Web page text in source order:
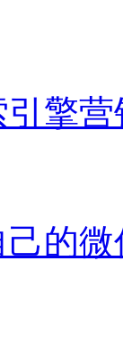
擎
的